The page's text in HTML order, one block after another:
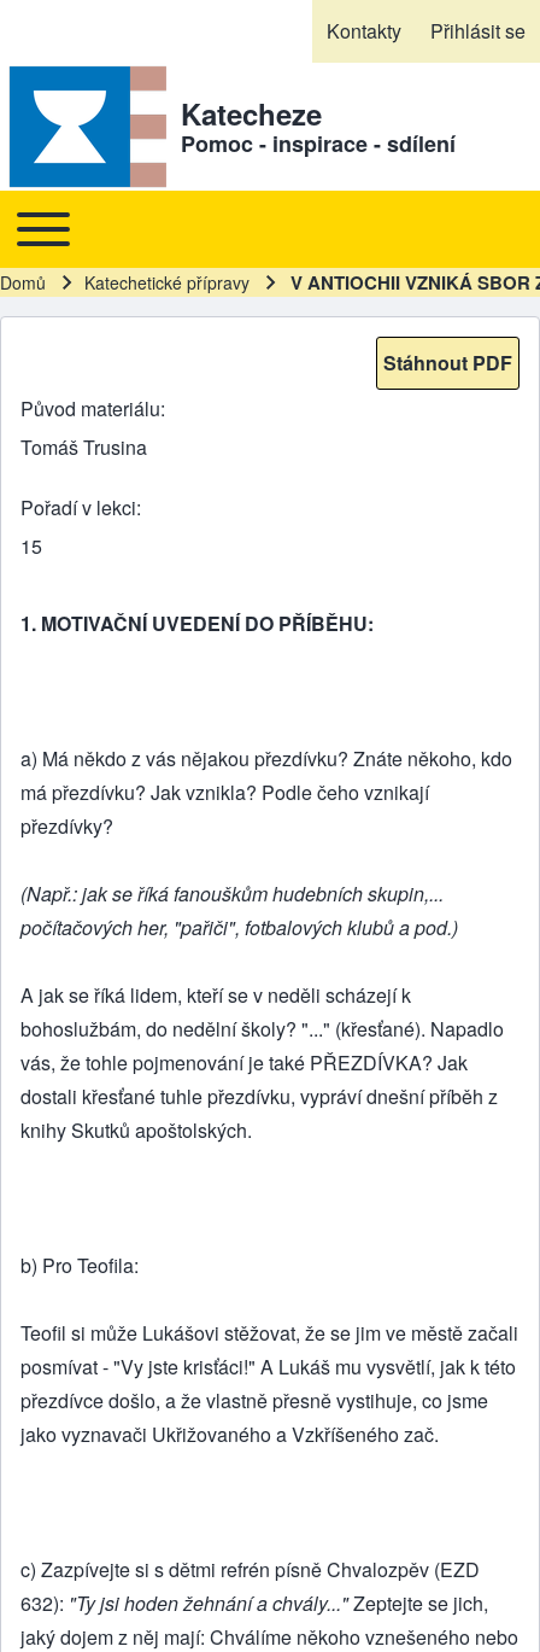
Kontakty Přihlásit se
Katecheze
Pomoc - inspirace - sdílení
Hlavní navigace
Toggle main menu
Drobečková navigace
Domů Katechetické přípravy V ANTIOCHII VZNIKÁ
Stáhnout PDF
Původ materiálu
Tomáš Trusina
Pořadí v lekci
15
1. MOTIVAČNÍ UVEDENÍ DO PŘÍBĚHU:
a) Má někdo z vás nějakou přezdívku? Znáte někoho, kdo
má přezdívku? Jak vznikla? Podle čeho vznikají
přezdívky?
(Např.: jak se říká fanouškům hudebních skupin,...
počítačových her, "pařiči", fotbalových klubů a pod.)
A jak se říká lidem, kteří se v neděli scházejí k
bohoslužbám, do nedělní školy? "..." (křesťané). Napadlo
vás, že tohle pojmenování je také PŘEZDÍVKA? Jak
dostali křesťané tuhle přezdívku, vypráví dnešní příběh z
knihy Skutků apoštolských.
b) Pro Teofila:
Teofil si může Lukášovi stěžovat, že se jim ve městě začali
posmívat - "Vy jste krisťáci!" A Lukáš mu vysvětlí, jak k této
přezdívce došlo, a že vlastně přesně vystihuje, co jsme
jako vyznavači Ukřižovaného a Vzkříšeného zač.
c) Zazpívejte si s dětmi refrén písně Chvalozpěv (EZD
632): "Ty jsi hoden žehnání a chvály..."Zeptejte se jich,
jaký dojem z něj mají: Chválíme někoho vznešeného nebo